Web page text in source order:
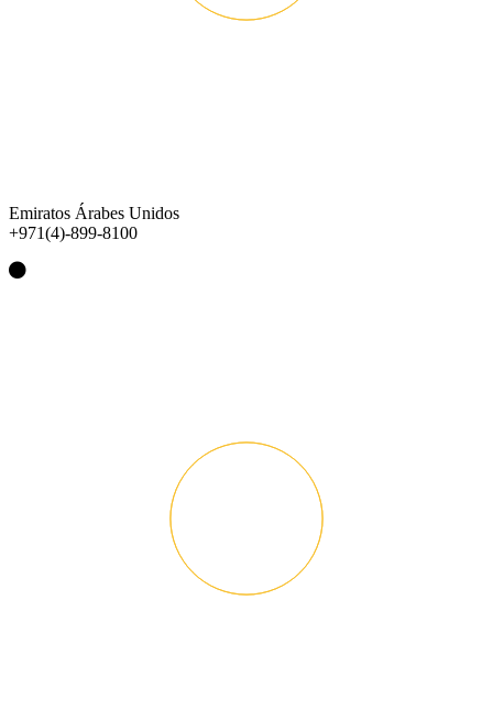
Emiratos Árabes Unidos
+971(4)-899-8100